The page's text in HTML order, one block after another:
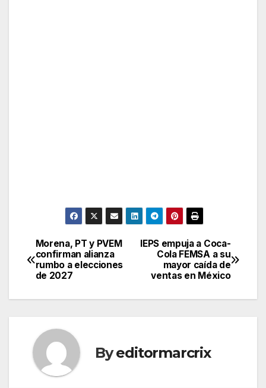
Post
navigation
IEPS empuja a Coca-
Cola FEMSA a su
mayor caída de
ventas en México
Morena, PT y PVEM
confirman alianza
rumbo a elecciones
de 2027
Byeditormarcrix